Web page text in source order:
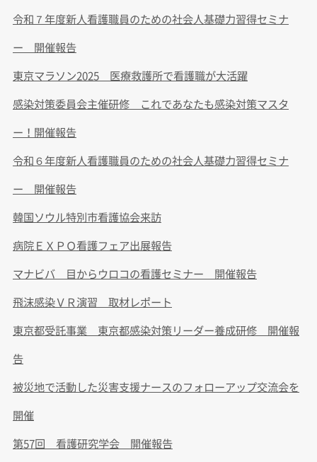
令和７年度新人看護職員のための社会人基礎力習得セミナ
ー 開催報告
東京マラソン2025 医療救護所で看護職が大活躍
感染対策委員会主催研修 これであなたも感染対策マスタ
ー！開催報告
令和６年度新人看護職員のための社会人基礎力習得セミナ
ー 開催報告
韓国ソウル特別市看護協会来訪
病院ＥＸＰＯ看護フェア出展報告
マナビバ 目からウロコの看護セミナー 開催報告
飛沫感染ＶＲ演習 取材レポート
東京都受託事業 東京都感染対策リーダー養成研修 開催報
告
被災地で活動した災害支援ナースのフォローアップ交流会を
開催
第57回 看護研究学会 開催報告